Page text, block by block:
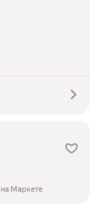
на Маркете